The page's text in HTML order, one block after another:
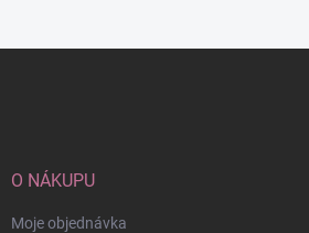
O NÁKUPU
Moje objednávka